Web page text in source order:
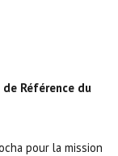
Référence du
pour la mission